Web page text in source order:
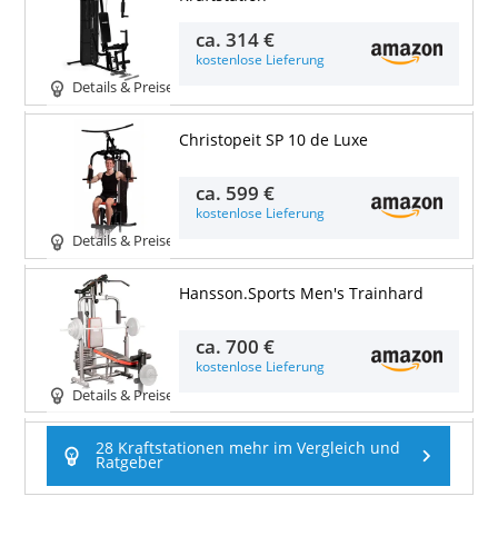
Details & Preise
ca.314 €
kostenlose Lieferung
Details & Preise
Christopeit SP 10 de Luxe
ca. 599 €
kostenlose Lieferung
Details & Preise
Hansson.Sports Men's Trainhard
ca.700 €
kostenlose Lieferung
28 Kraftstationen mehr im Vergleich und
Ratgeber